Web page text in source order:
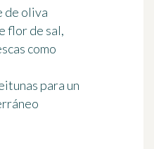
de oliva
flor de sal,
como
para un